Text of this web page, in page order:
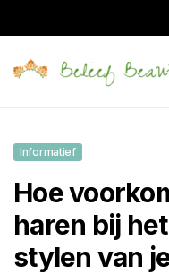
Informatief
Hoe
haren bij
stylen van